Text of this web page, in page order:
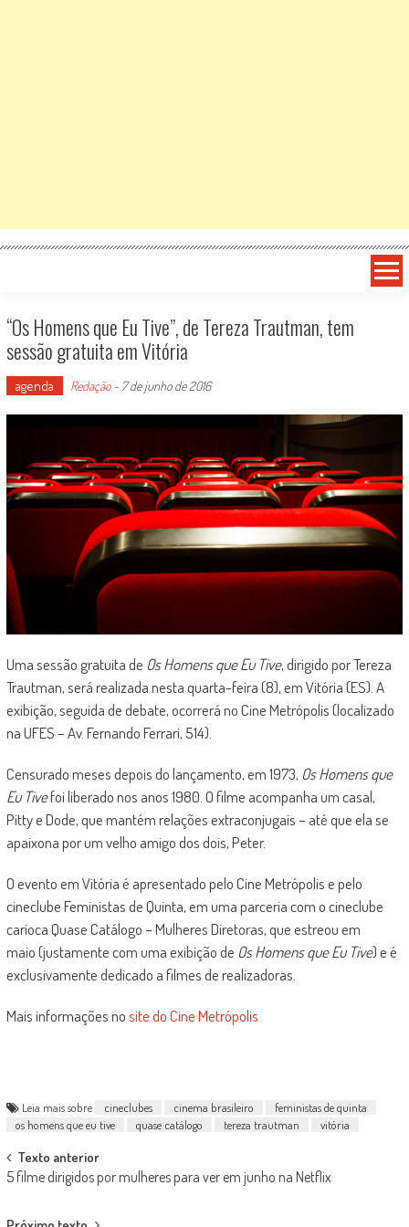
“Os Homens que Eu Tive”, de Tereza Trautman, tem
sessão gratuita em Vitória
agenda Redação- 7 de junho de 2016
Uma sessão gratuita de Os Homens que Eu Tive, dirigido por Tereza
Trautman, será realizada nesta quarta-feira (8), em Vitória (ES). A
exibição, seguida de debate, ocorrerá no Cine Metrópolis (localizado
na UFES – Av. Fernando Ferrari, 514).
Censurado meses depois do lançamento, em 1973, Os Homens que
Eu Tivefoi liberado nos anos 1980. O filme acompanha um casal,
Pitty e Dode, que mantém relações extraconjugais – até que ela se
apaixona por um velho amigo dos dois, Peter.
O evento em Vitória é apresentado pelo Cine Metrópolis e pelo
cineclube Feministas de Quinta, em uma parceria com o cineclube
carioca Quase Catálogo – Mulheres Diretoras, que estreou em
maio (justamente com uma exibição de Os Homens que Eu Tive) e é
exclusivamente dedicado a filmes de realizadoras.
Mais informações nosite do Cine Metrópolis
Leia mais sobre cineclubes cinema brasileiro
feministas de quinta
os homens que eu tive
quase catálogo tereza trautman vitória
Post
navigation
Texto anterior
5 filme dirigidos por mulheres para ver em junho na Netflix